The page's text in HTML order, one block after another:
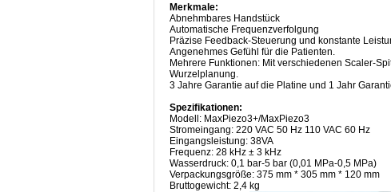
Merkmale:
Abnehmbares Handstück
Automatische Frequenzverfolgung
Präzise Feedback-Steuerung und konstante
Angenehmes Gefühl für die Patienten.
Mehrere Funktionen: Mit verschiedenen Scaler-
Wurzelplanung.
3 Jahre Garantie auf die Platine und 1 Jahr
Spezifikationen:
Modell: MaxPiezo3+/MaxPiezo3
Stromeingang: 220 VAC 50 Hz 110 VAC 60 Hz
Eingangsleistung: 38VA
Frequenz: 28 kHz ± 3 kHz
Wasserdruck: 0,1 bar-5 bar (0,01 MPa-0,5 MPa)
Verpackungsgröße: 375 mm * 305 mm * 120 mm
Bruttogewicht: 2,4 kg